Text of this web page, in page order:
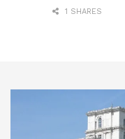
1 SHARES